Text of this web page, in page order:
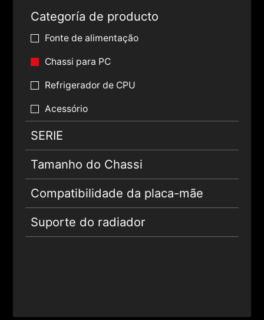
Categoría de producto
Fonte de alimentação
Chassi para PC
Refrigerador de CPU
Acessório
SERIE
Tamanho do Chassi
Compatibilidade da placa-mãe
Suporte do radiador